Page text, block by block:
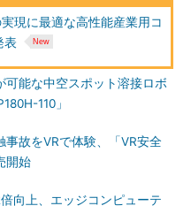
現に最適な高性能産業用コ
表
可能な中空スポット溶接ロボ
110」
事故をVRで体験、「VR安全
開始
向上、エッジコンピューテ